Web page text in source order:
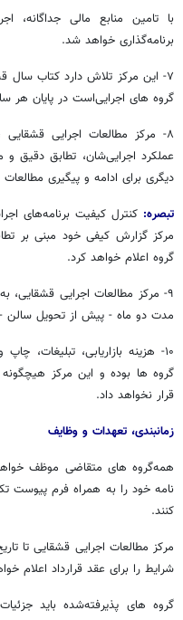
برنامه‌گذاری خواهد شد.
۷- این مرکز تلاش دارد کتاب سال
گروه های اجرایی‌است در پایان هر
۸- مرکز مطالعات اجرایی قشقایی
دیگری برای ادامه و پیگیری
تبصره: کنترل کیفیت برنامه‌های
مرکز گزارش کیفی خود مبنی بر
گروه اعلام خواهد کرد.
مدت دو ماه - پیش از تحویل
۱۰- هزینه‌ بازاریابی، تبلیغات،
گروه ها بوده و این مرکز
قرار نخواهد داد.
زمانبندی، تعهدات و وظایف
نامه خود را به همراه فرم پیوست
کنند.
شرایط را برای عقد قرارداد اعلام
گروه های پذیرفته‌شده باید